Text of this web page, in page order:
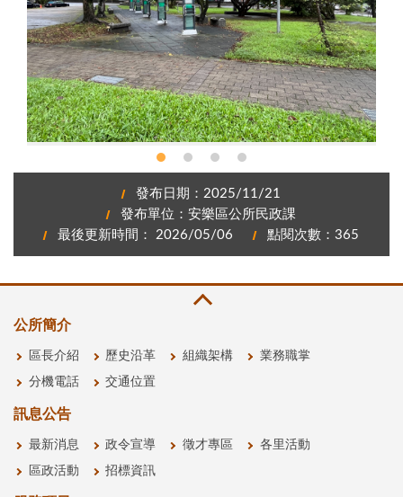
S__7127067_0
發布日期：2025/11/21
發布單位：安樂區公所民政課
最後更新時間： 2026/05/06
點閱次數：365
公所簡介
區長介紹 歷史沿革 組織架構 業務職掌
分機電話 交通位置
訊息公告
最新消息 政令宣導 徵才專區 各里活動
區政活動 招標資訊